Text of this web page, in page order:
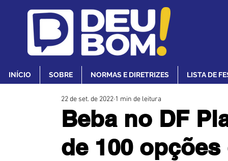
INÍCIO SOBRE NORMAS E DIRETRIZES LISTA DE
Beba no DF
de 100
22 de set. de 2022 1 min de leitura